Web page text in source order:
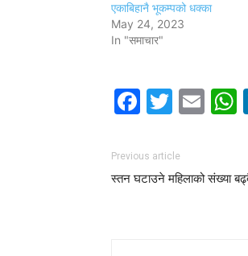
एकाबिहानै भूकम्पको धक्का
May 24, 2023
In "समाचार"
Previous article
स्तन घटाउने महिलाको संख्या